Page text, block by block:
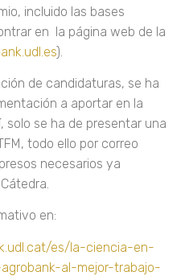
incluido las bases
en la página web de la
).
de candidaturas, se ha
a aportar en la
solo se ha de presentar una
todo ello por correo
necesarios ya
en:
es/la-ciencia-en-
al-mejor-trabajo-